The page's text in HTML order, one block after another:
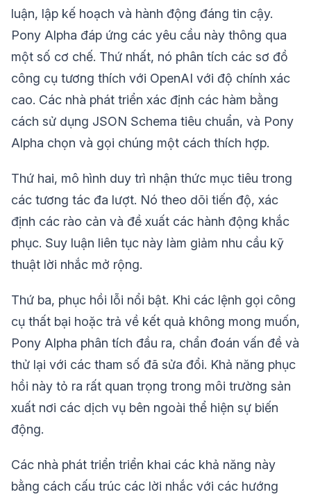
luận, lập kế hoạch và hành động đáng tin cậy.
Pony Alpha đáp ứng các yêu cầu này thông qua
một số cơ chế. Thứ nhất, nó phân tích các sơ đồ
công cụ tương thích với OpenAI với độ chính xác
cao. Các nhà phát triển xác định các hàm bằng
cách sử dụng JSON Schema tiêu chuẩn, và Pony
Alpha chọn và gọi chúng một cách thích hợp.
Thứ hai, mô hình duy trì nhận thức mục tiêu trong
các tương tác đa lượt. Nó theo dõi tiến độ, xác
định các rào cản và đề xuất các hành động khắc
phục. Suy luận liên tục này làm giảm nhu cầu kỹ
thuật lời nhắc mở rộng.
Thứ ba, phục hồi lỗi nổi bật. Khi các lệnh gọi công
cụ thất bại hoặc trả về kết quả không mong muốn,
Pony Alpha phân tích đầu ra, chẩn đoán vấn đề và
thử lại với các tham số đã sửa đổi. Khả năng phục
hồi này tỏ ra rất quan trọng trong môi trường sản
xuất nơi các dịch vụ bên ngoài thể hiện sự biến
động.
Các nhà phát triển triển khai các khả năng này
bằng cách cấu trúc các lời nhắc với các hướng